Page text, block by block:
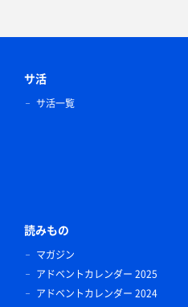
サ活
サ活一覧
読みもの
マガジン
アドベントカレンダー 2025
アドベントカレンダー 2024